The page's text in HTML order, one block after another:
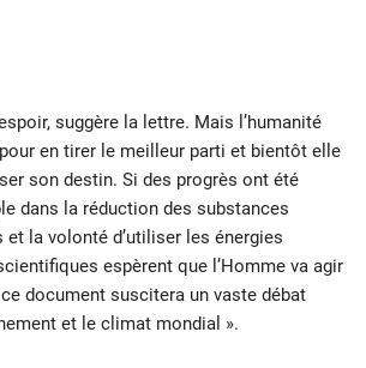
suggère la lettre. Mais l’humanité
en tirer le meilleur parti et bientôt elle
son destin. Si des progrès ont été
dans la réduction des substances
la volonté d’utiliser les énergies
espèrent que l’Homme va agir
document suscitera un vaste débat
et le climat mondial ».